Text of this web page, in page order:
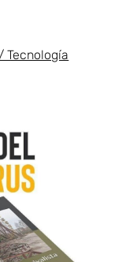
Tecnología